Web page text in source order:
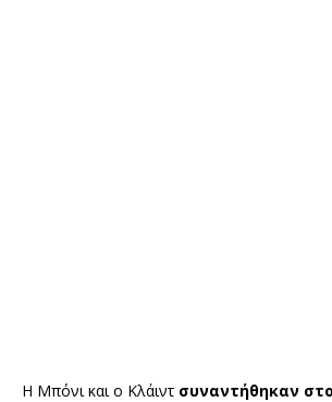
Η Μπόνι και ο Κλάιντ συναντήθηκαν